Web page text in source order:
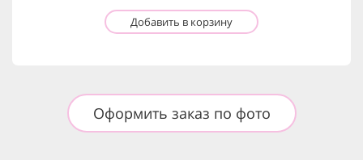
Добавить в корзину
Оформить заказ по фото